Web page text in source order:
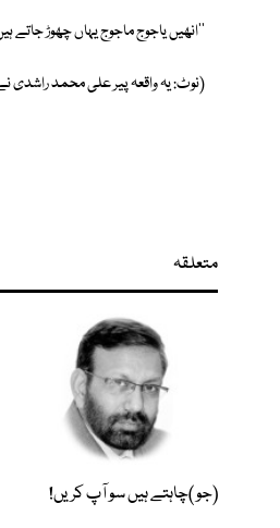
''انھیں یاجوج ماجوج یہاں چھوڑ جاتے
(نوٹ: یہ واقعہ پیر علی محمد راشدی
متعلقہ
(جو )چاہتے ہیں سو آپ کریں!